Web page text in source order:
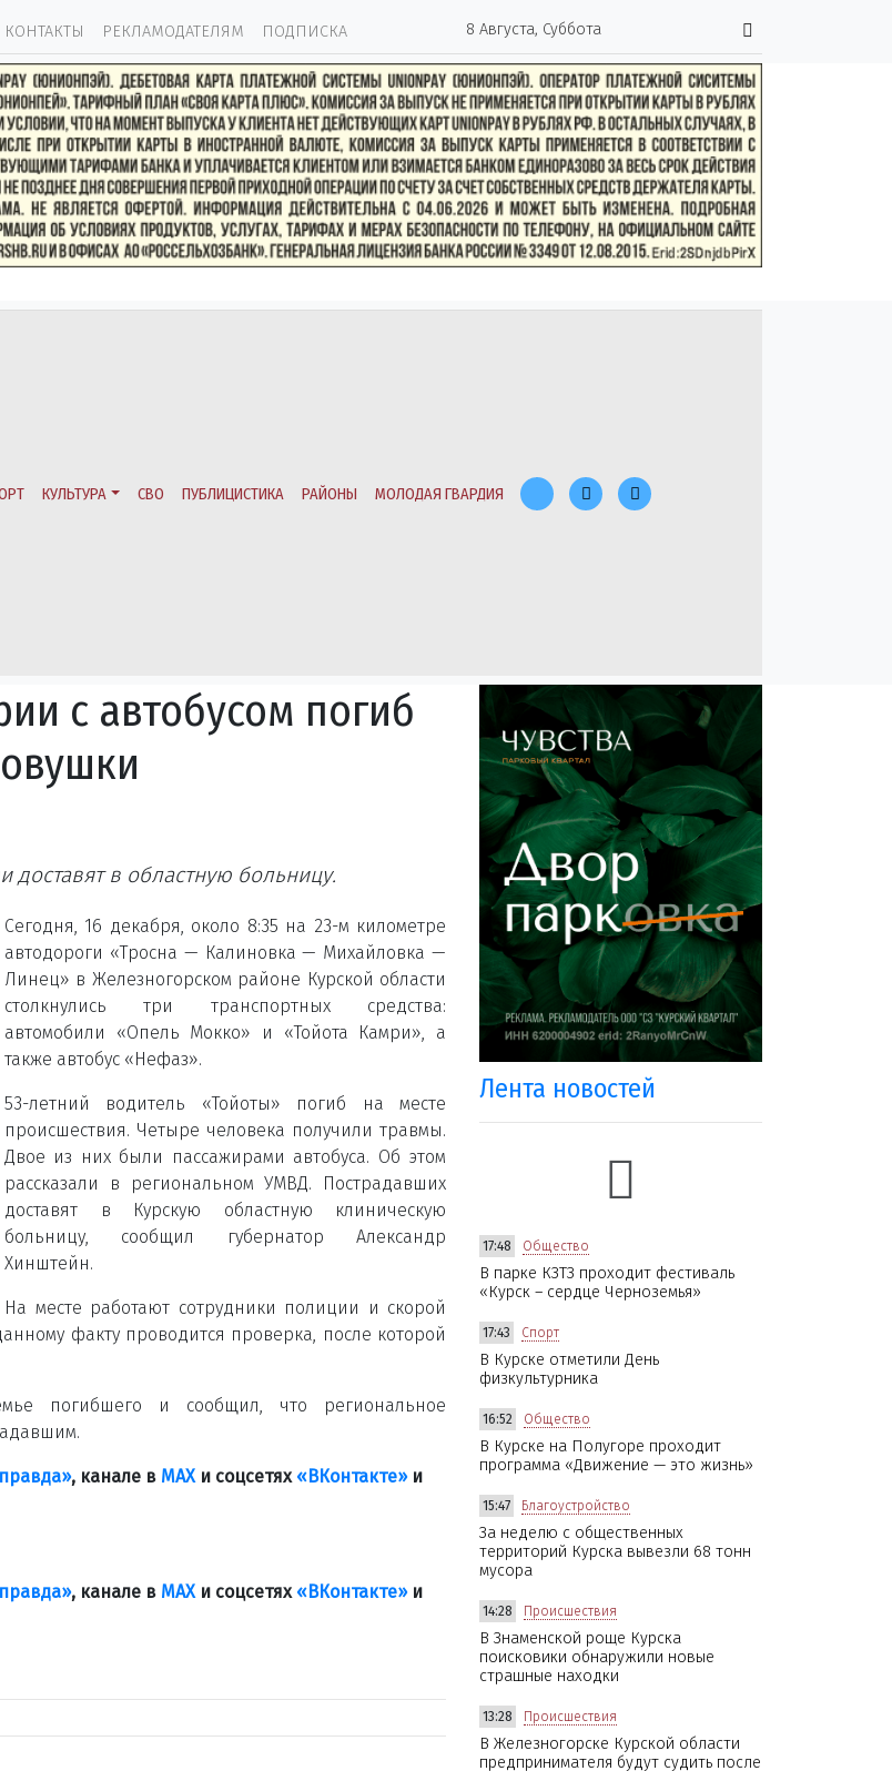
КОНТАКТЫ РЕКЛАМОДАТЕЛЯМ ПОДПИСКА 8 Августа, Суббота
КУЛЬТУРА СВО ПУБЛИЦИСТИКА РАЙОНЫ МОЛОДАЯ ГВАРДИЯ
с автобусом погиб
доставят в областную больницу.
Сегодня, 16 декабря, около 8:35 на 23-м километре
автодороги «Тросна — Калиновка — Михайловка —
Линец» в Железногорском районе Курской области
столкнулись три транспортных средства:
автомобили «Опель Мокко» и «Тойота Камри», а
также автобус «Нефаз».
53-летний водитель «Тойоты» погиб на месте
происшествия. Четыре человека получили травмы.
Двое из них были пассажирами автобуса. Об этом
рассказали в региональном УМВД. Пострадавших
доставят в Курскую областную клиническую
больницу, сообщил губернатор Александр
Хинштейн.
На месте работают сотрудники полиции и скорой
факту проводится проверка, после которой
погибшего и сообщил, что региональное
, канале в МАХ и соцсетях «ВКонтакте»и
, канале в МАХ и соцсетях «ВКонтакте»и
Лента новостей
17:48 Общество
В парке КЗТЗ проходит фестиваль
«Курск – сердце Черноземья»
17:43 Спорт
В Курске отметили День
физкультурника
16:52 Общество
В Курске на Полугоре проходит
программа «Движение — это жизнь»
15:47 Благоустройство
За неделю с общественных
территорий Курска вывезли 68 тонн
мусора
14:28 Происшествия
В Знаменской роще Курска
поисковики обнаружили новые
страшные находки
13:28 Происшествия
В Железногорске Курской области
предпринимателя будут судить после